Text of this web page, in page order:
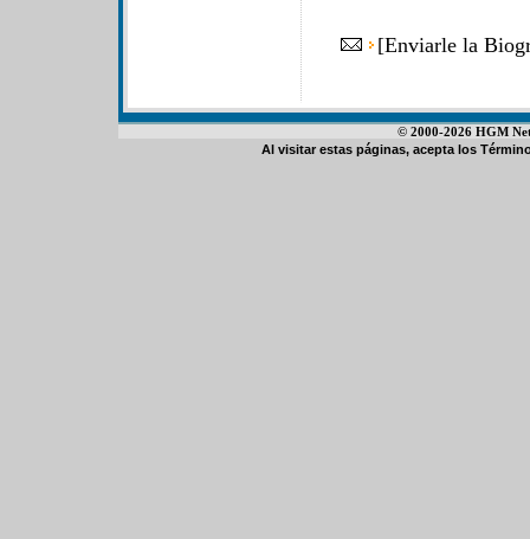
[Enviarle la
© 2000-2026 HGM
Al visitar estas páginas, acepta los